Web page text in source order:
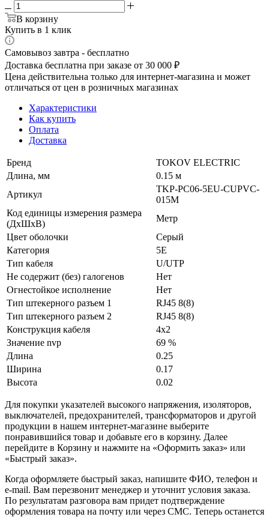
В корзину
Купить в 1 клик
Самовывоз завтра - бесплатно
Доставка бесплатна при заказе от 30 000 ₽
Цена действительна только для интернет-магазина и может
отличаться от цен в розничных магазинах
Характеристики
Как купить
Оплата
Доставка
Бренд
TOKOV ELECTRIC
Длина, мм
0.15 м
Артикул
TKP-PC06-5EU-CUPVC-
015M
Код единицы измерения размера
(ДхШхВ)
Метр
Цвет оболочки
Серый
Категория
5E
Тип кабеля
U/UTP
Не содержит (без) галогенов
Нет
Огнестойкое исполнение
Нет
Тип штекерного разъем 1
RJ45 8(8)
Тип штекерного разъем 2
RJ45 8(8)
Конструкция кабеля
4x2
Значение nvp
69 %
Длина
0.25
Ширина
0.17
Высота
0.02
Для покупки указателей высокого напряжения, изоляторов,
выключателей, предохранителей, трансформаторов и другой
продукции в нашем интернет-магазине выберите
понравившийся товар и добавьте его в корзину. Далее
перейдите в Корзину и нажмите на «Оформить заказ» или
«Быстрый заказ».
Когда оформляете быстрый заказ, напишите ФИО, телефон и
e-mail. Вам перезвонит менеджер и уточнит условия заказа.
По результатам разговора вам придет подтверждение
оформления товара на почту или через СМС. Теперь останется